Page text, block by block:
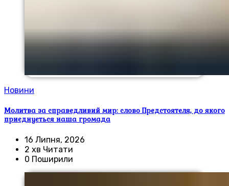
Новини
Молитва за справедливий мир: слово Предстоятеля, до якого
приєднується наша громада
16 Липня, 2026
2 хв Читати
0 Поширили